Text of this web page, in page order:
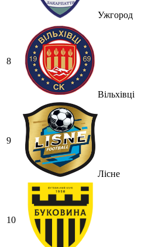
Ужгород
8
Вільхівці
9
Лісне
10